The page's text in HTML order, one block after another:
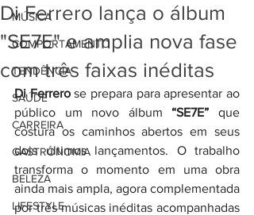
MÚSICA
COMPORTAMENTO
TENDÊNCIA
SAÚDE
CARREIRA
GASTRONOMIA
BELEZA
LIFESTYLE
Di Ferrero lança o álbum
"SE7E" e amplia nova fase
com três faixas inéditas
Di Ferrero se prepara para apresentar ao
público um novo álbum “SE7E” que
costura os caminhos abertos em seus
dois últimos lançamentos. O trabalho
transforma o momento em uma obra
ainda mais ampla, agora complementada
por três músicas inéditas acompanhadas